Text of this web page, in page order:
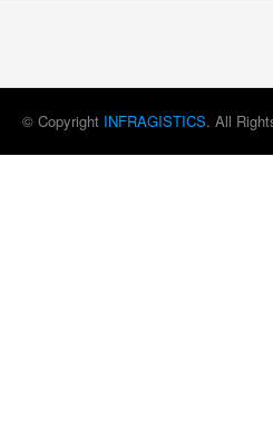
© Copyright INFRAGISTICS. All